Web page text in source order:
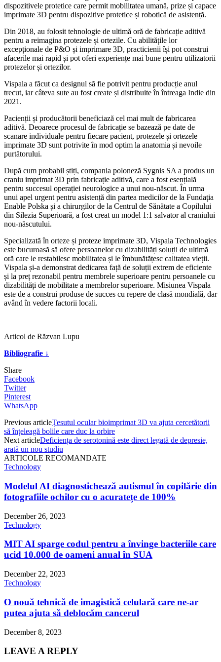
dispozitivele protetice care permit mobilitatea umană, prize și capace
imprimate 3D pentru dispozitive protetice și robotică de asistență.
Din 2018, au folosit tehnologie de ultimă oră de fabricație aditivă
pentru a reimagina protezele și ortezile. Cu abilitățile lor
excepționale de P&O și imprimare 3D, practicienii își pot construi
afacerile mai rapid și pot oferi experiențe mai bune pentru utilizatorii
protezelor și ortezilor.
Vispala a făcut ca designul să fie potrivit pentru producție anul
trecut, iar câteva sute au fost create și distribuite în întreaga Indie din
2021.
Pacienții și producătorii beneficiază cel mai mult de fabricarea
aditivă. Deoarece procesul de fabricație se bazează pe date de
scanare individuale pentru fiecare pacient, protezele și ortezele
imprimate 3D sunt potrivite în mod optim la anatomia și nevoile
purtătorului.
După cum probabil știți, compania poloneză Sygnis SA a produs un
craniu imprimat 3D prin fabricație aditivă, care a fost esențială
pentru succesul operației neurologice a unui nou-născut. În urma
unui apel urgent pentru asistență din partea medicilor de la Fundația
Enable Polska și a chirurgilor de la Centrul de Sănătate a Copilului
din Silezia Superioară, a fost creat un model 1:1 salvator al craniului
nou-născutului.
Specializată în orteze și proteze imprimate 3D, Vispala Technologies
este bucuroasă să ofere persoanelor cu dizabilități soluții de ultimă
oră care le restabilesc mobilitatea și le îmbunătățesc calitatea vieții.
Vispala și-a demonstrat dedicarea față de soluții extrem de eficiente
și la preț rezonabil pentru membrele superioare pentru persoanele cu
dizabilități de mobilitate a membrelor superioare. Misiunea Vispala
este de a construi produse de succes cu repere de clasă mondială, dar
având în vedere factorii locali.
Articol de Răzvan Lupu
Bibliografie ↓
Share
Facebook
Twitter
Pinterest
WhatsApp
Previous articleȚesutul ocular bioimprimat 3D va ajuta cercetătorii
să înțeleagă bolile care duc la orbire
Next articleDeficiența de serotonină este direct legată de depresie,
arată un nou studiu
ARTICOLE RECOMANDATE
Technology
Modelul AI diagnostichează autismul în copilărie din
fotografiile ochilor cu o acuratețe de 100%
December 26, 2023
Technology
MIT AI sparge codul pentru a învinge bacteriile care
ucid 10.000 de oameni anual în SUA
December 22, 2023
Technology
O nouă tehnică de imagistică celulară care ne-ar
putea ajuta să deblocăm cancerul
December 8, 2023
LEAVE A REPLY